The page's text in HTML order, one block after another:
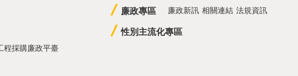
程採購廉政平臺
廉政專區 廉政新訊 相關連結 法規資訊
性別主流化專區